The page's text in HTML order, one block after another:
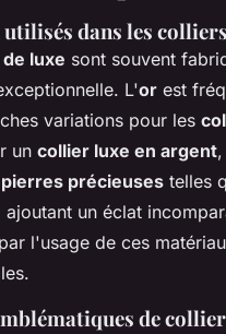
dans les
luxe sont souvent
L'or est
variations pour les
un collier luxe en argent
pierres précieuses telles
un éclat
l'usage de ces
de